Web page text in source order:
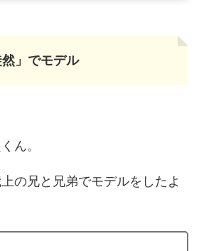
」でモデル
ん。
の兄と兄弟でモデルをしたよ